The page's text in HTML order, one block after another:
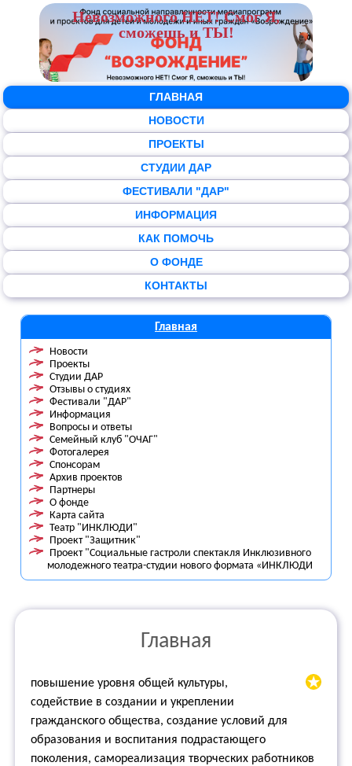
Невозможного НЕТ! Смог Я,
сможешь и ТЫ!
ГЛАВНАЯ
НОВОСТИ
ПРОЕКТЫ
СТУДИИ ДАР
ФЕСТИВАЛИ "ДАР"
ИНФОРМАЦИЯ
КАК ПОМОЧЬ
О ФОНДЕ
КОНТАКТЫ
Главная
Новости
Проекты
Студии ДАР
Отзывы о студиях
Фестивали "ДАР"
Информация
Вопросы и ответы
Семейный клуб "ОЧАГ"
Фотогалерея
Спонсорам
Архив проектов
Партнеры
О фонде
Карта сайта
Театр "ИНКЛЮДИ"
Проект "Защитник"
Проект "Социальные гастроли спектакля Инклюзивного
молодежного театра-студии нового формата «ИНКЛЮДИ
Главная
повышение уровня общей культуры,
содействие в создании и укреплении
гражданского общества, создание условий для
образования и воспитания подрастающего
поколения, самореализация творческих работников